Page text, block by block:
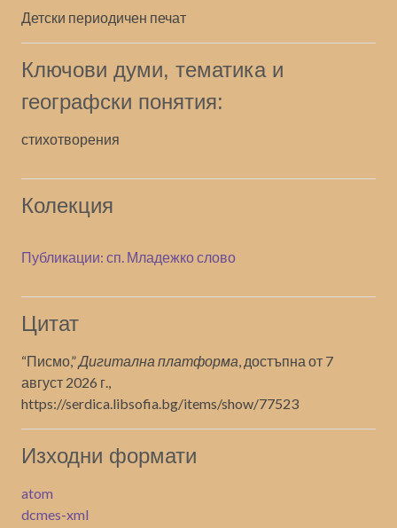
Детски периодичен печат
Ключови думи, тематика и
географски понятия:
стихотворения
Колекция
Публикации: сп. Младежко слово
Цитат
“Писмо,”Дигитална платформа, достъпна от 7
август 2026 г.,
https://serdica.libsofia.bg/items/show/77523
Изходни формати
atom
dcmes-xml